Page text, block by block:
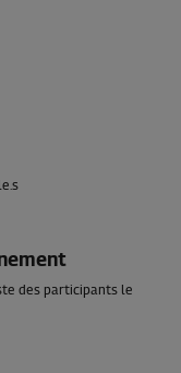
des participants le